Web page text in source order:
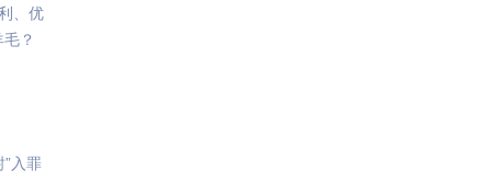
、优
？
入罪